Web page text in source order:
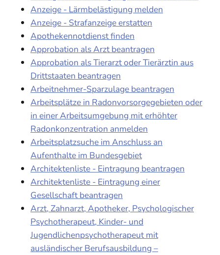
Anzeige - Lärmbelästigung melden
Anzeige - Strafanzeige erstatten
Apothekennotdienst finden
Approbation als Arzt beantragen
Approbation als Tierarzt oder Tierärztin aus
Drittstaaten beantragen
Arbeitnehmer-Sparzulage beantragen
Arbeitsplätze in Radonvorsorgegebieten oder
in einer Arbeitsumgebung mit erhöhter
Radonkonzentration anmelden
Arbeitsplatzsuche im Anschluss an
Aufenthalte im Bundesgebiet
Architektenliste - Eintragung beantragen
Architektenliste - Eintragung einer
Gesellschaft beantragen
Arzt, Zahnarzt, Apotheker, Psychologischer
Psychotherapeut, Kinder- und
Jugendlichenpsychotherapeut mit
ausländischer Berufsausbildung –